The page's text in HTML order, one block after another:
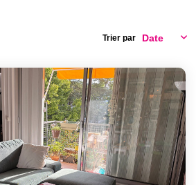
Trier par